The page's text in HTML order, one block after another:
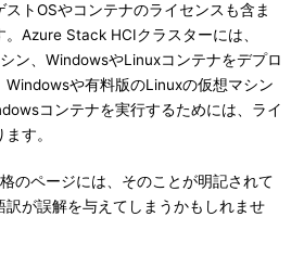
トOSやコンテナのライセンスも含ま
Azure Stack HCIクラスターには、
ン、WindowsやLinuxコンテナをデプロ
Windowsや有料版のLinuxの仮想マシン
コンテナを実行するためには、ライ
す。
のページには、そのことが明記されて
訳が誤解を与えてしまうかもしれませ